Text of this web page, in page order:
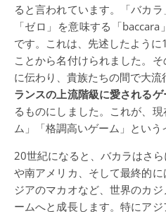
ると言われています。「バカ
「ゼロ」を意味する「
です。これは、先述したよう
ことから名付けられました。
に伝わり、貴族たちの間で大流
ランスの上流階級に愛されるゲ
るものにしました。これが、
ム」「格調高いゲーム」という
20世紀になると、バカラはさ
や南アメリカ、そして最終的
ジアのマカオなど、世界のカ
ームへと成長します。特にアジ